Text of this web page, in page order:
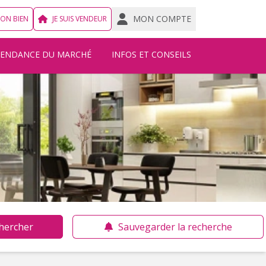
BIEN JE SUIS VENDEUR MON COMPTE
DU MARCHÉ INFOS ET CONSEILS
Sauvegarder la recherche